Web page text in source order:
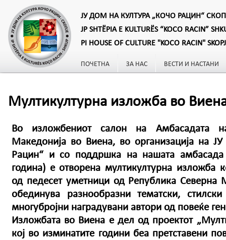
ЈУ ДОМ НА КУЛТУРА „КОЧО РАЦИН“
JP SHTËPIA E KULTURËS “KOCO RACIN”
PI HOUSE OF CULTURE "KOCO RACIN"
ПОЧЕТНА ЗА НАС ВЕСТИ И НАСТАНИ
Мултикултурна изложба во
Во изложбениот салон на Амбасадата
Македонија во Виена, во организација на
Рацин“ и со поддршка на нашата
година) е отворена мултикултурна изложба
од педесет уметници од Република Северна
обединува разнообразни тематски,
многубројни наградувани автори од повеќе
Изложбата во Виена е дел од проектот
кој во изминатите години беа претставени